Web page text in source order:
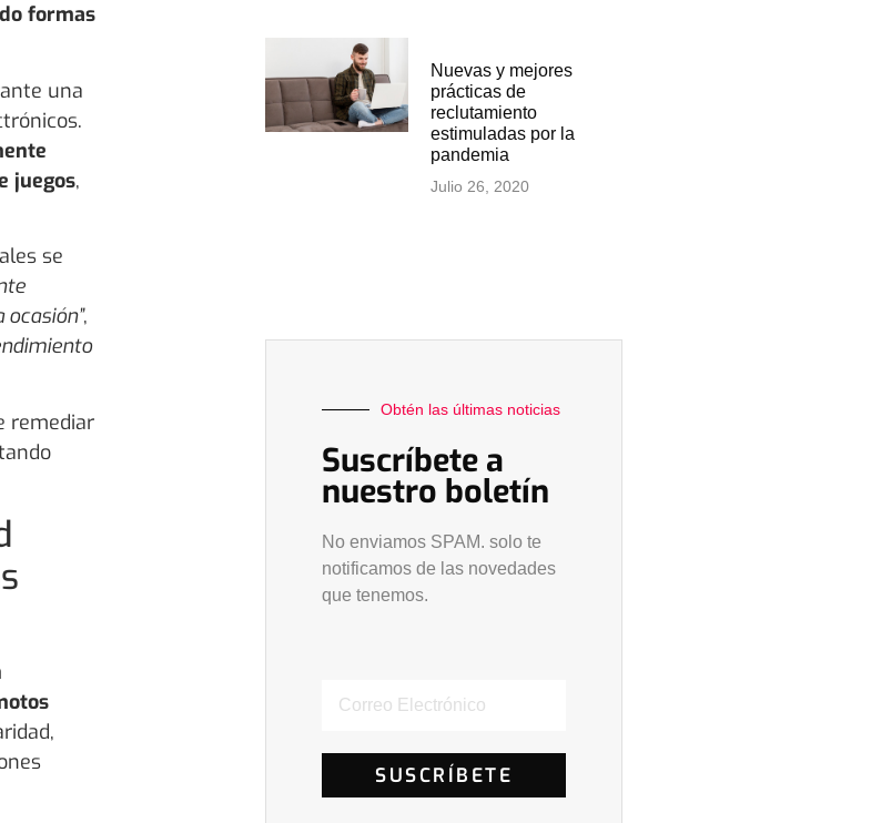
formas
una
juegos,
se
,
remediar
Nuevas y mejores
prácticas de
reclutamiento
estimuladas por la
pandemia
Julio 26, 2020
Obtén las últimas noticias
Suscríbete a
nuestro boletín
No enviamos SPAM. solo te
notificamos de las novedades
que tenemos.
SUSCRÍBETE